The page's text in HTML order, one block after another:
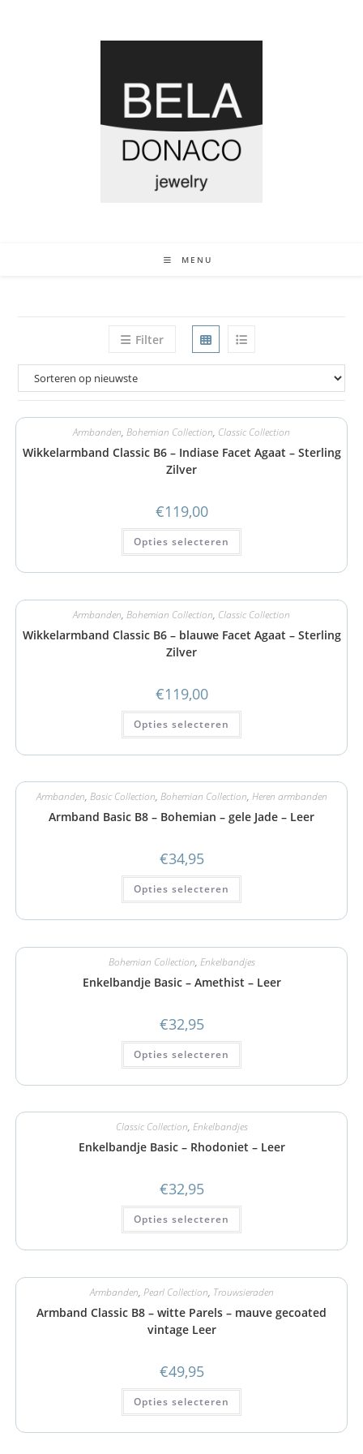
MENU
Filter
Armbanden, Bohemian Collection, Classic Collection
Wikkelarmband Classic B6 – Indiase Facet Agaat – Sterling
Zilver
€119,00
Opties selecteren
Armbanden, Bohemian Collection, Classic Collection
Wikkelarmband Classic B6 – blauwe Facet Agaat – Sterling
Zilver
€119,00
Opties selecteren
Armbanden, Basic Collection, Bohemian Collection, Heren armbanden
Armband Basic B8 – Bohemian – gele Jade – Leer
€34,95
Opties selecteren
Bohemian Collection, Enkelbandjes
Enkelbandje Basic – Amethist – Leer
€32,95
Opties selecteren
Classic Collection, Enkelbandjes
Enkelbandje Basic – Rhodoniet – Leer
€32,95
Opties selecteren
Armbanden, Pearl Collection, Trouwsieraden
Armband Classic B8 – witte Parels – mauve gecoated
vintage Leer
€49,95
Opties selecteren